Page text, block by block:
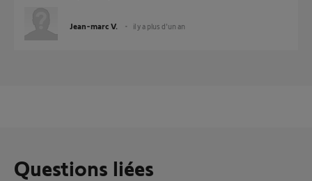
Jean-marc V. il y a plus d'un an
Questions liées